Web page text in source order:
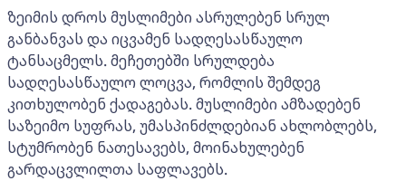
ზეიმის დროს მუსლიმები ასრულებენ სრულ
განბანვას და იცვამენ სადღესასწაულო
ტანსაცმელს. მეჩეთებში სრულდება
სადღესასწაულო ლოცვა, რომლის შემდეგ
კითხულობენ ქადაგებას. მუსლიმები ამზადებენ
საზეიმო სუფრას, უმასპინძლდებიან ახლობლებს,
სტუმრობენ ნათესავებს, მოინახულებენ
გარდაცვლილთა საფლავებს.